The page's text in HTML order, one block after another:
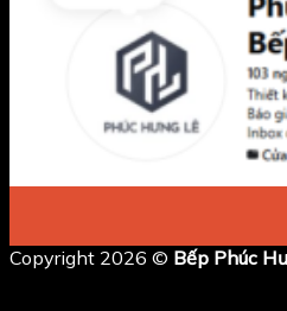
Copyright 2026 © Bếp Phúc